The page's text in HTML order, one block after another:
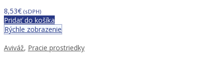
8,53€ (sDPH)
Pridať do košíka
Rýchle zobrazenie
Aviváž, Pracie prostriedky